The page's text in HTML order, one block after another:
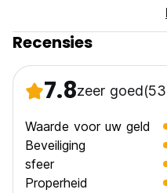
Openingstijden receptie:
Recensies
7.8zeer goed
Waarde voor uw geld
Beveiliging
sfeer
Properheid